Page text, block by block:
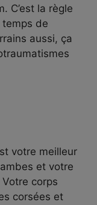
C’est la règle
temps de
aussi, ça
votre meilleur
et votre
corps
corsées et